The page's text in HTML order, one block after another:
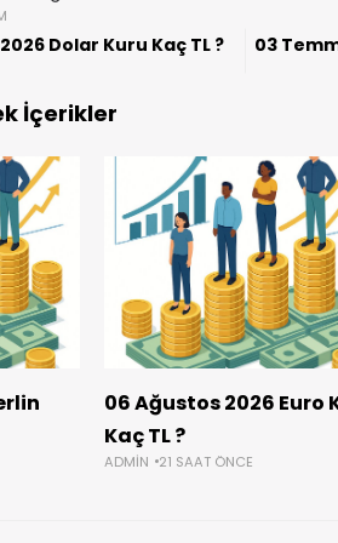
Dolar Kuru Kaç TL ? 03
İçerikler
06 Ağustos 2026 Euro
Kaç TL ?
ADMIN 21 SAAT ÖNCE